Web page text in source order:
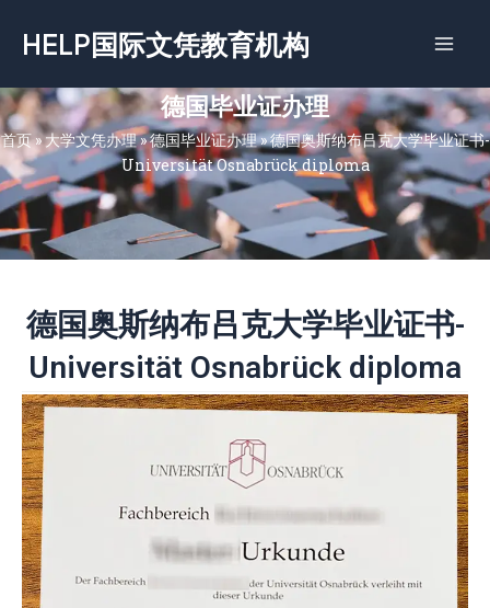
容
HELP国际文凭教育机构
德国毕业证办理
首页»大学文凭办理»德国毕业证办理»德国奥斯纳布吕克大学毕业证书-
Universität Osnabrück diploma
德国奥斯纳布吕克大学毕业证书-
Universität Osnabrück diploma